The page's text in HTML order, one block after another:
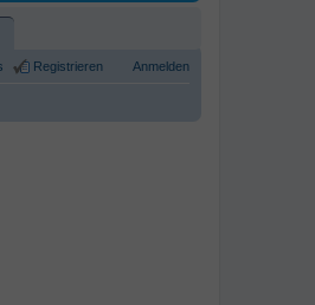
Anmelden
Registrieren